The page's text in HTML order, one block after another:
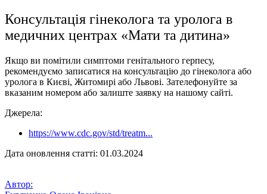
Консультація гінеколога та уролога в
медичних центрах «Мати та дитина»
Якщо ви помітили симптоми генітального герпесу,
рекомендуємо записатися на консультацію до гінеколога або
уролога в Києві, Житомирі або Львові. Зателефонуйте за
вказаним номером або залиште заявку на нашому сайті.
Джерела:
https://www.cdc.gov/std/treatm...
Дата оновлення статті: 01.03.2024
Автор: